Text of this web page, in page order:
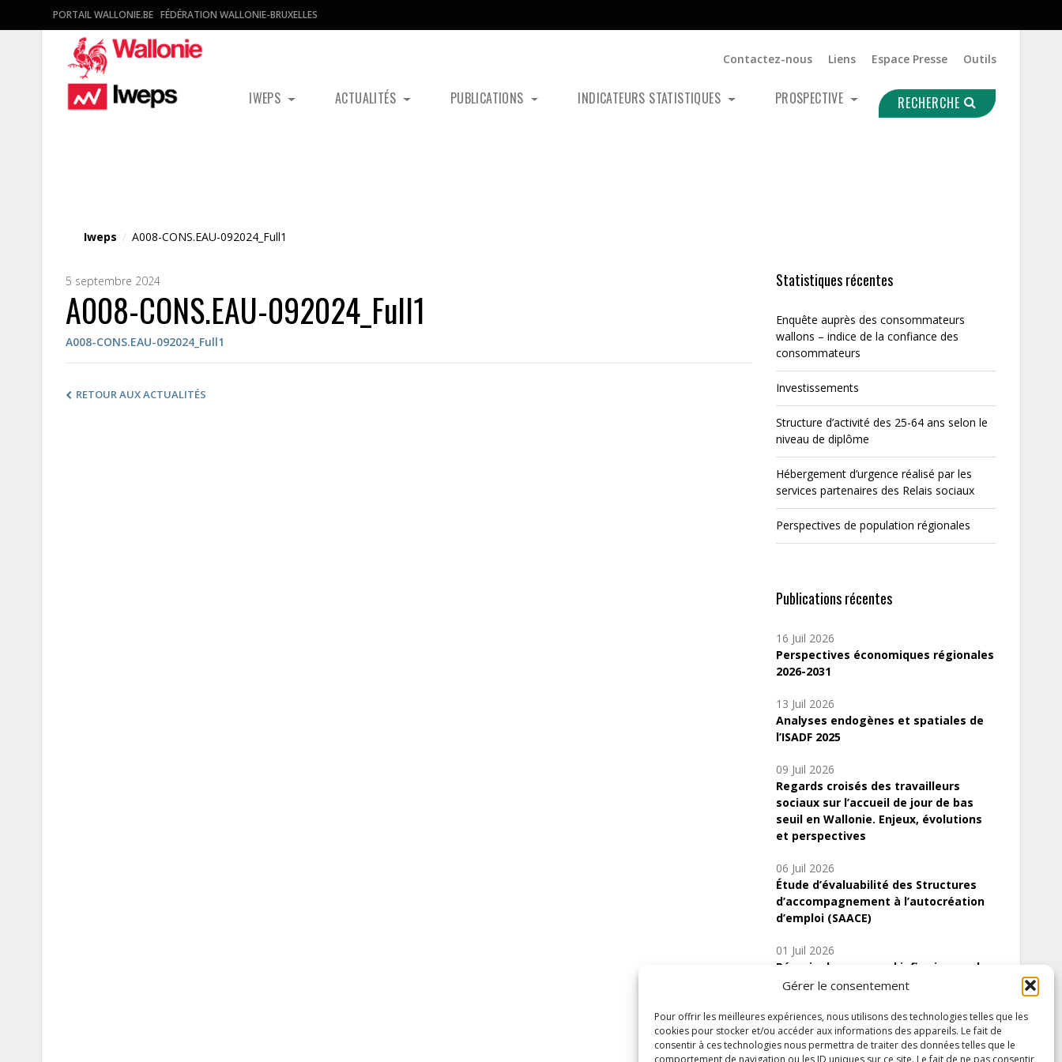
Gérer le consentement
Pour offrir les meilleures expériences, nous utilisons des technologies telles que les
cookies pour stocker et/ou accéder aux informations des appareils. Le fait de
consentir à ces technologies nous permettra de traiter des données telles que le
comportement de navigation ou les ID uniques sur ce site. Le fait de ne pas consentir
PORTAIL WALLONIE.BE FÉDÉRATION WALLONIE-BRUXELLES
Contactez-nous Liens Espace Presse Outils
IWEPS ACTUALITÉS PUBLICATIONS INDICATEURS STATISTIQUES PROSPECTIVE RECHERCHE
Iweps / A008-CONS.EAU-092024_Full1
5 septembre 2024
A008-CONS.EAU-092024_Full1
A008-CONS.EAU-092024_Full1
RETOUR AUX ACTUALITÉS
Statistiques récentes
Enquête auprès des consommateurs
wallons – indice de la confiance des
consommateurs
Investissements
Structure d’activité des 25-64 ans selon le
niveau de diplôme
Hébergement d’urgence réalisé par les
services partenaires des Relais sociaux
Perspectives de population régionales
Publications récentes
16 Juil 2026
Perspectives économiques régionales
2026-2031
13 Juil 2026
Analyses endogènes et spatiales de
l’ISADF 2025
09 Juil 2026
Regards croisés des travailleurs
sociaux sur l’accueil de jour de bas
seuil en Wallonie. Enjeux, évolutions
et perspectives
06 Juil 2026
Étude d’évaluabilité des Structures
d’accompagnement à l’autocréation
d’emploi (SAACE)
01 Juil 2026
Pénurie du personnel infirmier :quels
indicateurs d’offre de soins pour